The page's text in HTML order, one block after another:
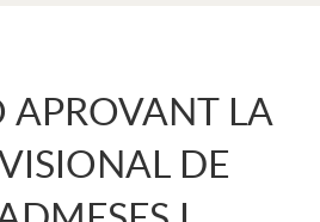
APROVANT LA
DE